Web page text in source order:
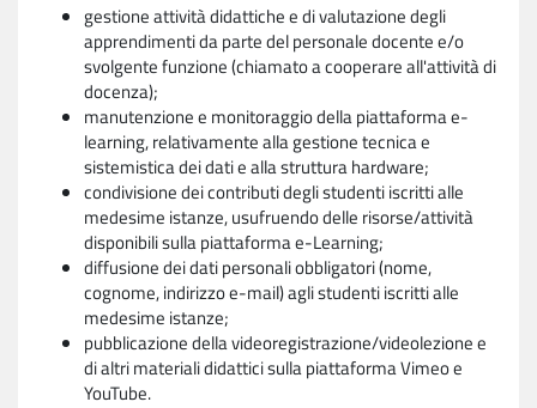
gestione attività didattiche e di valutazione degli
apprendimenti da parte del personale docente e/o
svolgente funzione (chiamato a cooperare all'attività di
docenza);
manutenzione e monitoraggio della piattaforma e-
learning, relativamente alla gestione tecnica e
sistemistica dei dati e alla struttura hardware;
condivisione dei contributi degli studenti iscritti alle
medesime istanze, usufruendo delle risorse/attività
disponibili sulla piattaforma e-Learning;
diffusione dei dati personali obbligatori (nome,
cognome, indirizzo e-mail) agli studenti iscritti alle
medesime istanze;
pubblicazione della videoregistrazione/videolezione e
di altri materiali didattici sulla piattaforma Vimeo e
YouTube.